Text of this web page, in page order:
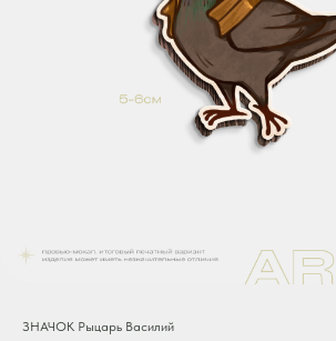
ЗНАЧОК Рыцарь Василий